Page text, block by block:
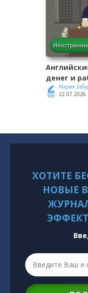
денег и
Мария
22.07.2026
ХОТИТЕ
НОВЫЕ